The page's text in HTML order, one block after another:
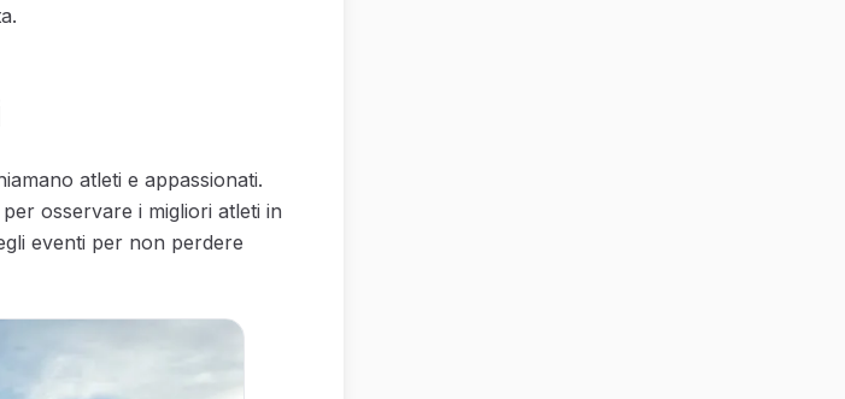
atleti e appassionati.
osservare i migliori atleti in
eventi per non perdere